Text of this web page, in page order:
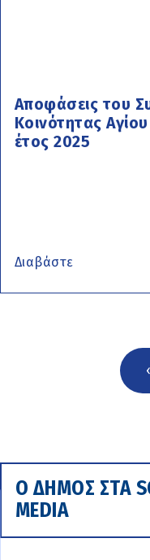
Αποφάσεις του
Κοινότητας
έτος 2025
Διαβάστε
Ο ΔΗΜΟΣ ΣΤΑ
MEDIA